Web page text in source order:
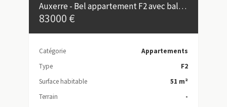
Auxerre - Bel appartement F2 avec balcon, garage et ascenseur
83000 €
Catégorie
Appartements
Type
F2
Surface habitable
51 m²
Terrain
-